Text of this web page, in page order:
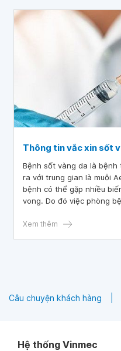
Thông tin vắc xin sốt
Bệnh sốt vàng da là bệnh
ra với trung gian là muỗi
bệnh có thể gặp nhiều
vong. Do đó việc phòng
dụng như thế nào?
Xem thêm
Câu chuyện khách hàng
Hệ thống Vinmec